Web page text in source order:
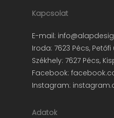
Kapcsolat
E-mail:
Iroda: 7623 Pécs, Petőfi
Székhely: 7627 Pécs,
Facebook:
Instagram:
Adatok